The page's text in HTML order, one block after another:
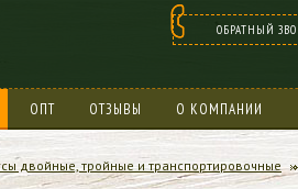
ОБРАТНЫЙ
ОПТ ОТЗЫВЫ О КОМПАНИИ
двойные, тройные и транспортировочные